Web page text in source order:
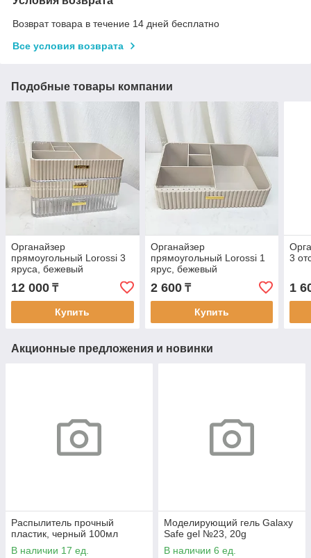
Возврат товара в течение 14 дней бесплатно
Все условия возврата
Подобные товары компании
Органайзер
прямоугольный Lorossi 3
яруса, бежевый
12 000 ₸
Купить
Органайзер
прямоугольный Lorossi 1
ярус, бежевый
2 600₸
Купить
3
1
Акционные предложения и новинки
Распылитель прочный
пластик, черный 100мл
В наличии 17 ед.
Моделирующий гель Galaxy
Safe gel №23, 20g
В наличии 6 ед.